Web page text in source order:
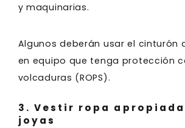
y maquinarias.
Algunos deberán usar el cinturón
en equipo que tenga protección
volcaduras (ROPS).
3. Vestir ropa
joyas